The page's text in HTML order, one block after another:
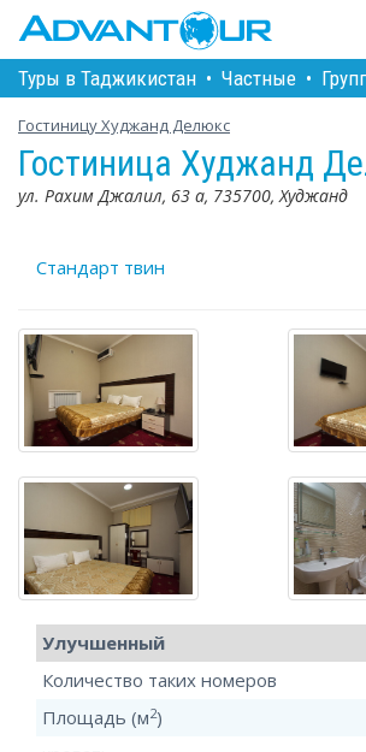
Туры в Таджикистан • Частные •
Гостиницу Худжанд Делюкс
Гостиница Худжанд
ул. Рахим Джалил, 63 а, 735700, Худжанд
Стандарт твин
Улучшенный
Количество таких номеров
Площадь (м2)